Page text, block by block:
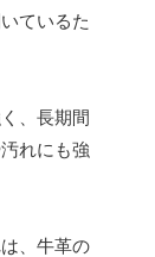
ているた
、長期間
れにも強
、牛革の